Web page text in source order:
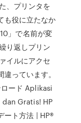
、プリンタを
も役に立たなか
」で名前が変
り返しプリン
イルにアクセ
っています。
ード Aplikasi
Gratis! HP
ート方法 | HP®